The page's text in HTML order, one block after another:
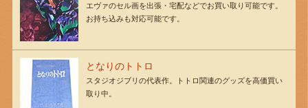
エヴァのセル画を出張・宅配などでお買い取り可能です。
お持ち込みも対応可能です。
となりのトトロ
スタジオジブリの代表作。トトロ関連のグッズを高価買い
取り中。